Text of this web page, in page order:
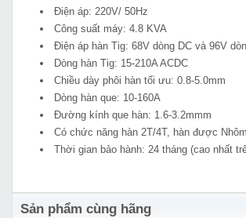
Điện áp: 220V/ 50Hz
Công suất máy: 4.8 KVA
Điện áp hàn Tig: 68V dòng DC và 96V
Dòng hàn Tig: 15-210A ACDC
Chiều dày phôi hàn tối ưu: 0.8-5.0mm
Dòng hàn que: 10-160A
Đường kính que hàn: 1.6-3.2mmm
Có chức năng hàn 2T/4T, hàn được
Thời gian bảo hành: 24 tháng (cao nhất
Sản phẩm cùng hãng